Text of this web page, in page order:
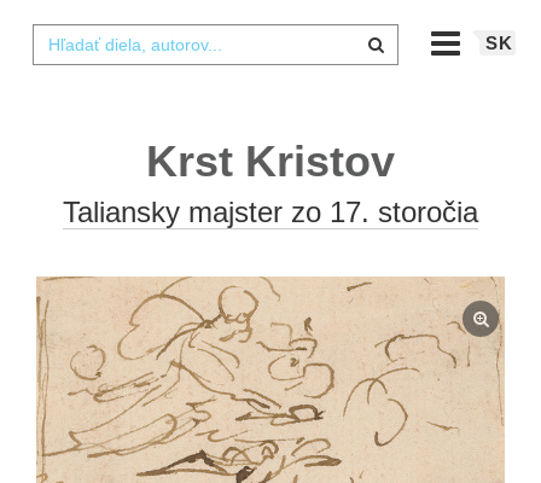
SK
Krst Kristov
Taliansky majster zo 17. storočia